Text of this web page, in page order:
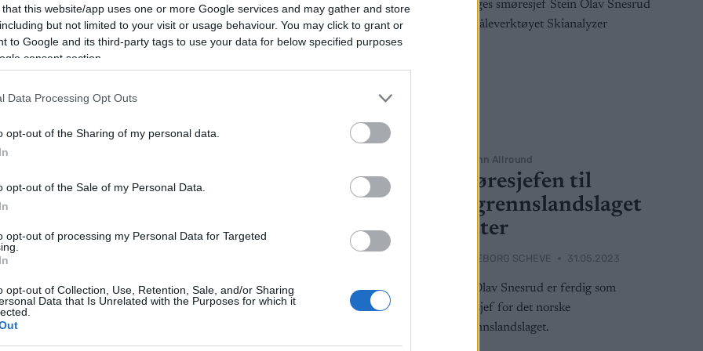
that this website/app uses one or more Google services and may gather and store
but not limited to your visit or usage behaviour. You may click to grant or
to Google and its third-party tags to use your data for below specified purposes
consent section.
Data Processing Opt Outs
opt-out of the Sharing of my personal data.
opt-out of the Sale of my Personal Data.
opt-out of processing my Personal Data for Targeted
opt-out of Collection, Use, Retention, Sale, and/or Sharing
Data that Is Unrelated with the Purposes for which it
skiene rødt for
du disket og
anke: Slik
håndheve
SCHEVE
fram testprosedyren for
Fluorforbudet: – Vi
grønne ski
Svenskene spår juks og fullt kaos når FIS
innfører fluorforbudet kommende vinter.
bra. Langrenn.com tok en grundig prat
Langrenn Allround
Smøresjefen til
langrennslandslaget
slutter
INGEBORG SCHEVE 31.05.2023
Stein Olav Snesrud er ferdig som
smøresjef for det norske
langrennslandslaget.